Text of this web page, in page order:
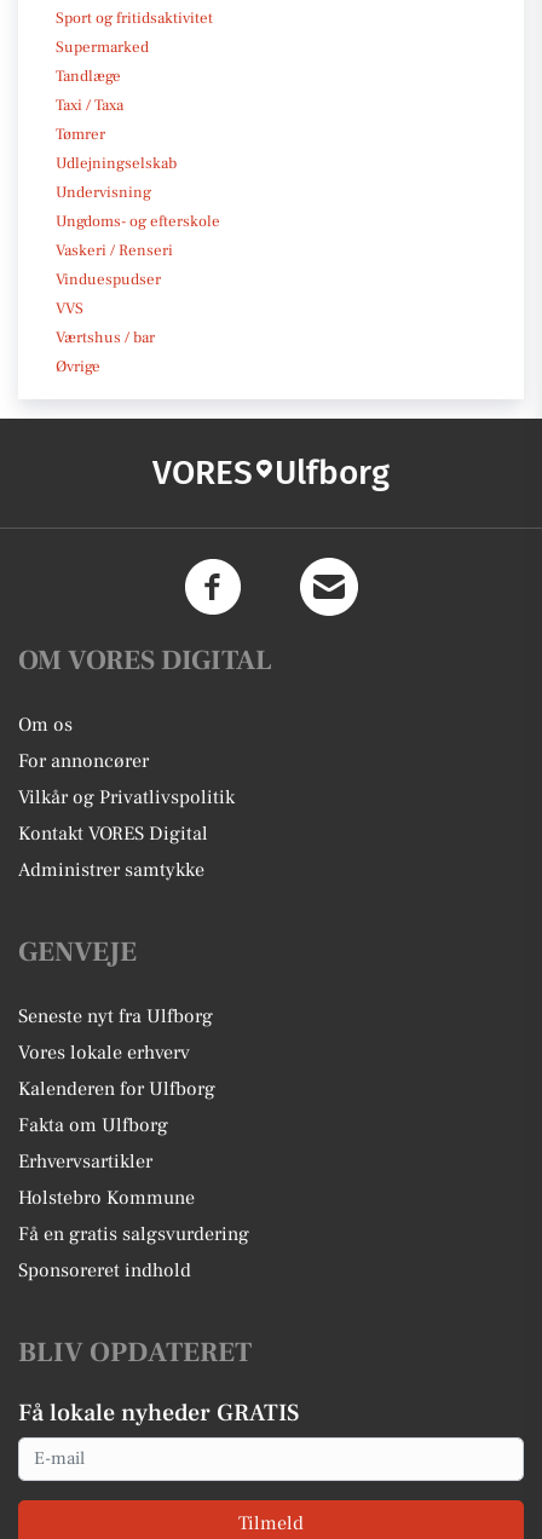
Sport og fritidsaktivitet
Supermarked
Tandlæge
Taxi / Taxa
Tømrer
Udlejningselskab
Undervisning
Ungdoms- og efterskole
Vaskeri / Renseri
Vinduespudser
VVS
Værtshus / bar
Øvrige
VORES Ulfborg
OM VORES DIGITAL
Om os
For annoncører
Vilkår og Privatlivspolitik
Kontakt VORES Digital
Administrer samtykke
GENVEJE
Seneste nyt fra Ulfborg
Vores lokale erhverv
Kalenderen for Ulfborg
Fakta om Ulfborg
Erhvervsartikler
Holstebro Kommune
Få en gratis salgsvurdering
Sponsoreret indhold
BLIV OPDATERET
Få lokale nyheder GRATIS
Email
Tilmeld